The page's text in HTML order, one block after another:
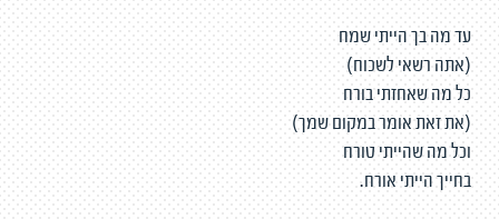
עד מה בך הייתי שמח
(אתה רשאי לשכוח)
כל מה שאחזתי בורח
(את זאת אומר במקום שמך)
וכל מה שהייתי טורח
בחייך הייתי אורח.